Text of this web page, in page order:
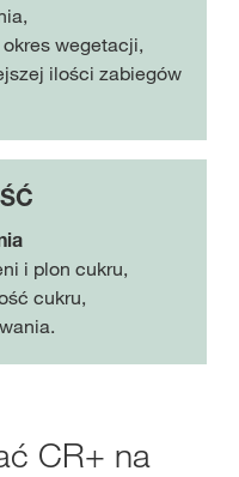
wegetacji,
ilości zabiegów
i plon cukru,
cukru,
CR+ na